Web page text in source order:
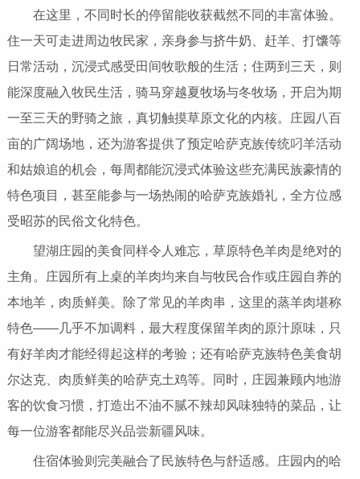
在这里，不同时长的停留能收获截然不同的丰富体验。
住一天可走进周边牧民家，亲身参与挤牛奶、赶羊、打馕等
日常活动，沉浸式感受田间牧歌般的生活；住两到三天，则
能深度融入牧民生活，骑马穿越夏牧场与冬牧场，开启为期
一至三天的野骑之旅，真切触摸草原文化的内核。庄园八百
亩的广阔场地，还为游客提供了预定哈萨克族传统叼羊活动
和姑娘追的机会，每周都能沉浸式体验这些充满民族豪情的
特色项目，甚至能参与一场热闹的哈萨克族婚礼，全方位感
受昭苏的民俗文化特色。
望湖庄园的美食同样令人难忘，草原特色羊肉是绝对的
主角。庄园所有上桌的羊肉均来自与牧民合作或庄园自养的
本地羊，肉质鲜美。除了常见的羊肉串，这里的蒸羊肉堪称
特色——几乎不加调料，最大程度保留羊肉的原汁原味，只
有好羊肉才能经得起这样的考验；还有哈萨克族特色美食胡
尔达克、肉质鲜美的哈萨克土鸡等。同时，庄园兼顾内地游
客的饮食习惯，打造出不油不腻不辣却风味独特的菜品，让
每一位游客都能尽兴品尝新疆风味。
住宿体验则完美融合了民族特色与舒适感。庄园内的哈